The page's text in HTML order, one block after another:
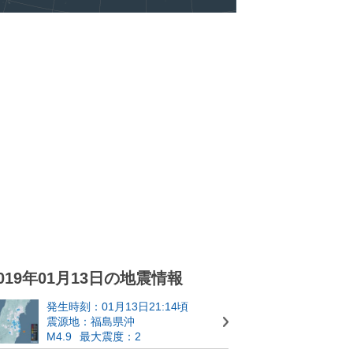
年01月13日の地震情報
発生時刻：01月13日21:14頃
震源地：福島県沖
M4.9
最大震度：2